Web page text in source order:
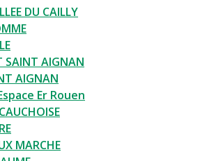
DU CAILLY
SAINT AIGNAN
AIGNAN
Er Rouen
MARCHE